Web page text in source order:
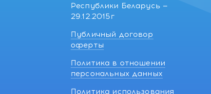
Республики Беларусь —
29.12.2015г
Публичный договор
оферты
Политика в отношении
персональных данных
Политика использования